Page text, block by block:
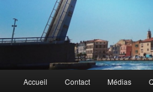
Accueil Contact Médias